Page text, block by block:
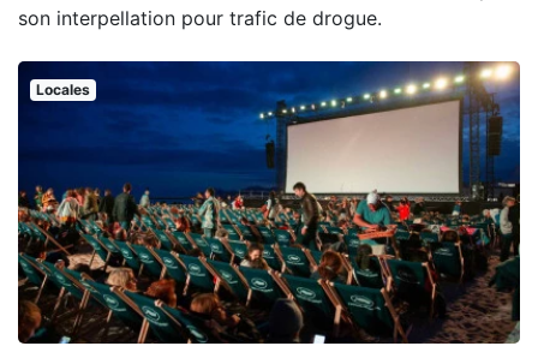
son interpellation pour trafic de drogue.
Locales